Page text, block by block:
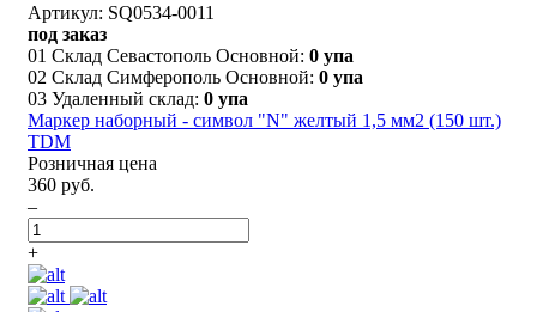
Артикул: SQ0534-0011
под заказ
01 Склад Севастополь Основной: 0 упа
02 Склад Симферополь Основной: 0 упа
03 Удаленный склад: 0 упа
Маркер наборный - символ "N" желтый 1,5 мм2 (150 шт.)
TDM
Розничная цена
360 руб.
–
+